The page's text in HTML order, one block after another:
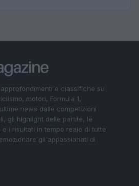
e classifiche su
motori, Formula 1,
news dalle competizioni
gli highlight delle partite, le
i risultati in tempo reale di tutte
gli appassionati di